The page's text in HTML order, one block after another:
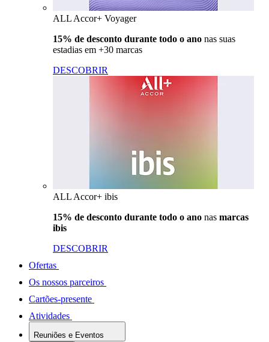
ALL Accor+ Voyager
15% de desconto durante todo o ano nas suas
estadias em +30 marcas
DESCOBRIR
ALL Accor+ ibis
15% de desconto durante todo o ano nas marcas
ibis
DESCOBRIR
Ofertas
Os nossos parceiros
Cartões-presente
Atividades
Reuniões e Eventos